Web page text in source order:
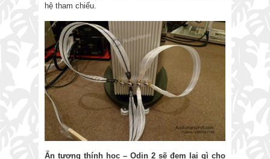
hệ tham chiếu.
Ấn tượng thính học – Odin 2 sẽ đem lại gì cho